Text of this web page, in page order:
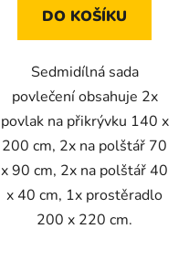
DO KOŠÍKU
Sedmidílná sada
povlečení obsahuje 2x
povlak na přikrývku 140 x
200 cm, 2x na polštář 70
x 90 cm, 2x na polštář 40
x 40 cm, 1x prostěradlo
200 x 220 cm.